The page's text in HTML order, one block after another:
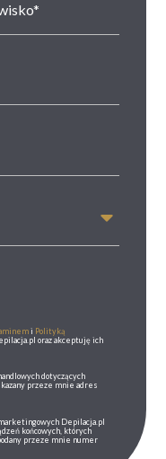
i Polityką
oraz akceptuję ich
dotyczących
przeze mnie adres
Depilacja.pl
końcowych, których
przeze mnie numer